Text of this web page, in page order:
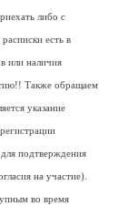
либо с
есть в
или наличия
Также обращаем
указание
подтверждения
на участие).
во время